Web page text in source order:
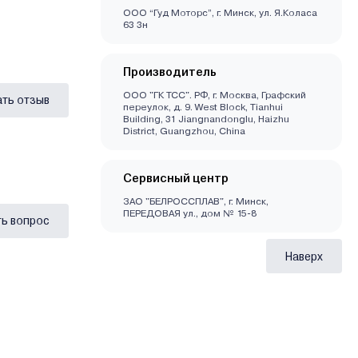
отзыв
вопрос
ООО “Гуд Моторс”, г. Минск, ул. Я.Коласа
63 3н
Производитель
ООО "ГК ТСС". РФ, г. Москва, Графский
переулок, д. 9. West Block, Tianhui
Building, 31 Jiangnandonglu, Haizhu
District, Guangzhou, China
Сервисный центр
ЗАО "БЕЛРОССПЛАВ", г. Минск,
ПЕРЕДОВАЯ ул., дом № 15-8
Наверх